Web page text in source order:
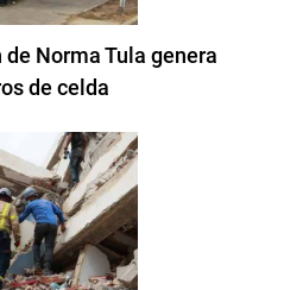
Norma Tula genera
de celda